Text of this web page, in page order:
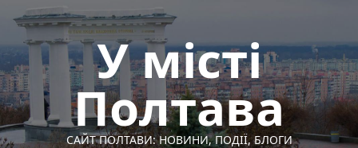
Перейти
вмісту
У місті
Полтава
САЙТ ПОЛТАВИ: НОВИНИ, ПОДІЇ, БЛОГИ